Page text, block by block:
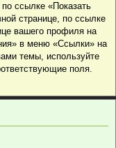
ссылке «Показать
странице, по ссылке
вашего профиля на
в меню «Ссылки» на
темы, используйте
поля.